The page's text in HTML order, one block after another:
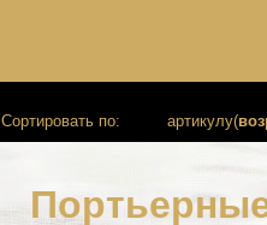
Сортировать по: артикулу(